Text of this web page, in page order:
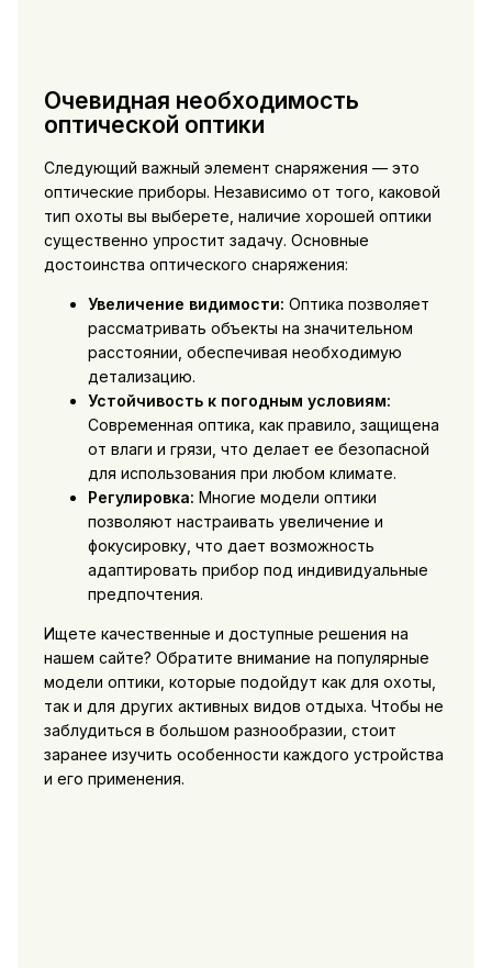
Очевидная необходимость
оптической оптики
Следующий важный элемент снаряжения — это
оптические приборы. Независимо от того, каковой
тип охоты вы выберете, наличие хорошей оптики
существенно упростит задачу. Основные
достоинства оптического снаряжения:
Увеличение видимости: Оптика позволяет
рассматривать объекты на значительном
расстоянии, обеспечивая необходимую
детализацию.
Устойчивость к погодным условиям:
Современная оптика, как правило, защищена
от влаги и грязи, что делает ее безопасной
для использования при любом климате.
Регулировка: Многие модели оптики
позволяют настраивать увеличение и
фокусировку, что дает возможность
адаптировать прибор под индивидуальные
предпочтения.
Ищете качественные и доступные решения на
нашем сайте? Обратите внимание на популярные
модели оптики, которые подойдут как для охоты,
так и для других активных видов отдыха. Чтобы не
заблудиться в большом разнообразии, стоит
заранее изучить особенности каждого устройства
и его применения.